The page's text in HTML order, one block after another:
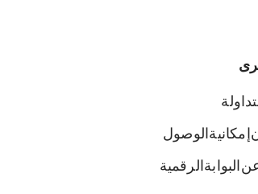
إمكانية الوصول
البوابة الرقمية